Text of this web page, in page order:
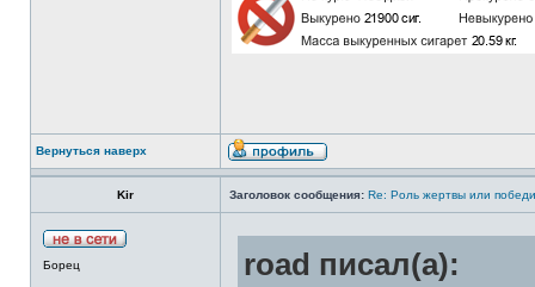
Вернуться наверх
Kir Заголовок сообщения: Re: Роль жертвы или
Борец road писал(а):